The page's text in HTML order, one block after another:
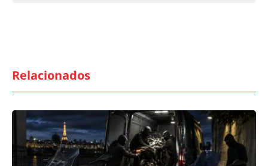
Relacionados